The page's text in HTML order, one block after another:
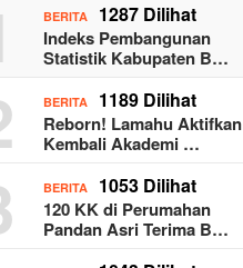
BERITA 1287 Dilihat
Indeks Pembangunan
Statistik Kabupaten B…
BERITA 1189 Dilihat
Reborn! Lamahu Aktifkan
Kembali Akademi …
BERITA 1053 Dilihat
120 KK di Perumahan
Pandan Asri Terima B…